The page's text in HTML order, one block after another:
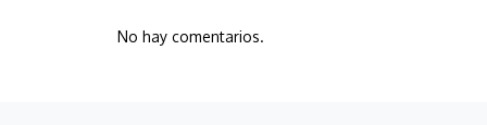
No hay comentarios.